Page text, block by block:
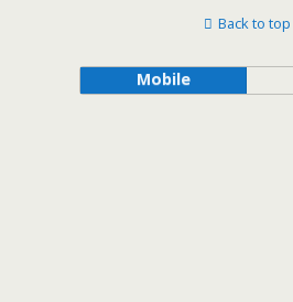
Back to top
Mobile